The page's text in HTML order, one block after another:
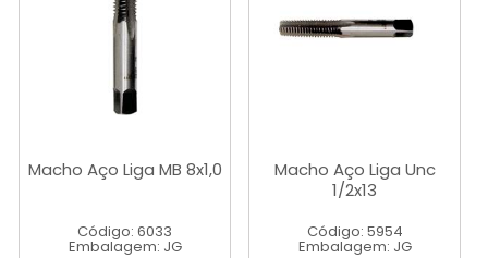
Macho Aço Liga MB 8x1,0
Código: 6033
Embalagem: JG
Macho Aço Liga Unc
1/2x13
Código: 5954
Embalagem: JG